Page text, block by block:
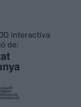
interactiva
de: